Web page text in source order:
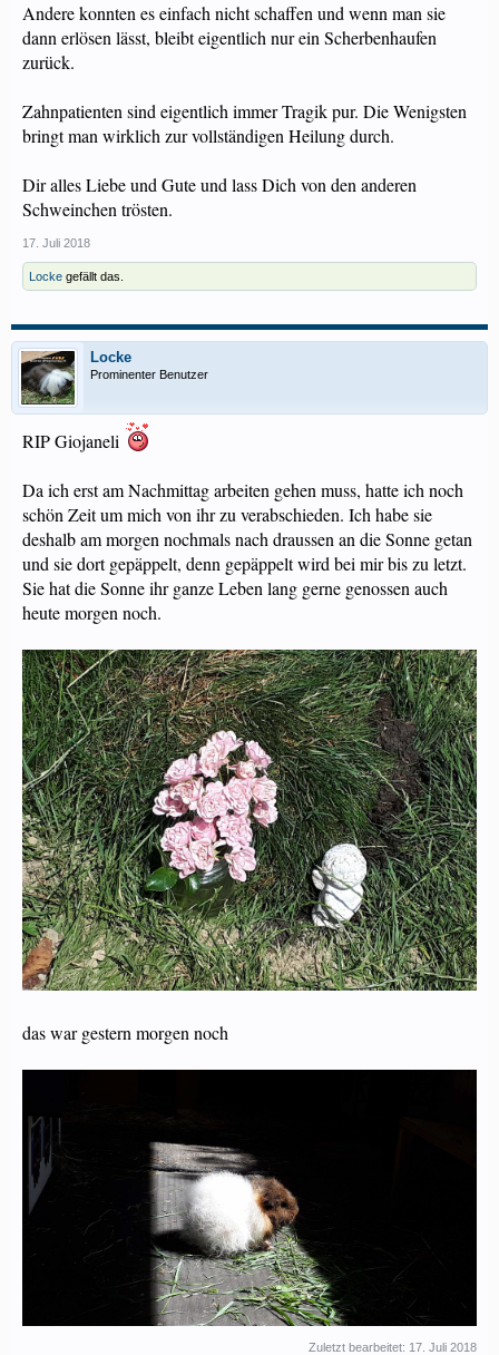
Andere konnten es einfach nicht schaffen und wenn man sie
dann erlösen lässt, bleibt eigentlich nur ein Scherbenhaufen
zurück.
Zahnpatienten sind eigentlich immer Tragik pur. Die Wenigsten
bringt man wirklich zur vollständigen Heilung durch.
Dir alles Liebe und Gute und lass Dich von den anderen
Schweinchen trösten.
17. Juli 2018
Locke gefällt das.
Locke
Prominenter Benutzer
RIP Giojaneli
Da ich erst am Nachmittag arbeiten gehen muss, hatte ich noch
schön Zeit um mich von ihr zu verabschieden. Ich habe sie
deshalb am morgen nochmals nach draussen an die Sonne getan
und sie dort gepäppelt, denn gepäppelt wird bei mir bis zu letzt.
Sie hat die Sonne ihr ganze Leben lang gerne genossen auch
heute morgen noch.
das war gestern morgen noch
Zuletzt bearbeitet: 17. Juli 2018